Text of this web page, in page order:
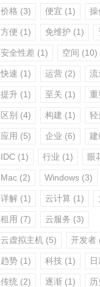
价格 (3) 便宜 (1) 操
方便 (1) 免维护 (1)
安全性差 (1) 空间 (10)
快速 (1) 运营 (2) 流
提升 (1) 至关 (1) 重
区别 (4) 构建 (1) 轻
应用 (5) 企业 (6) 建
IDC (1) 行业 (1) 眼
Mac (2) Windows (3)
详解 (1) 云计算 (1)
租用 (7) 云服务 (3)
云虚拟主机 (5) 开发者
趋势 (1) 科技 (1)
传统 (2) 逐渐 (1) 历